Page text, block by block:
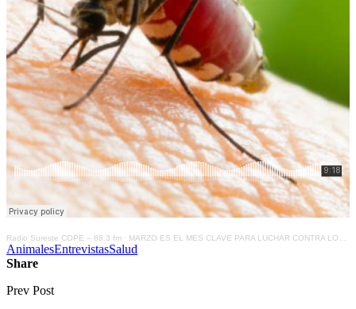
Radio Sureste COPE – 88.3 fm · MARZO ES EL MES CLAVE PARA LUCHAR CONTRA LOS MOSQUITOS
AnimalesEntrevistasSalud
Share
Prev Post